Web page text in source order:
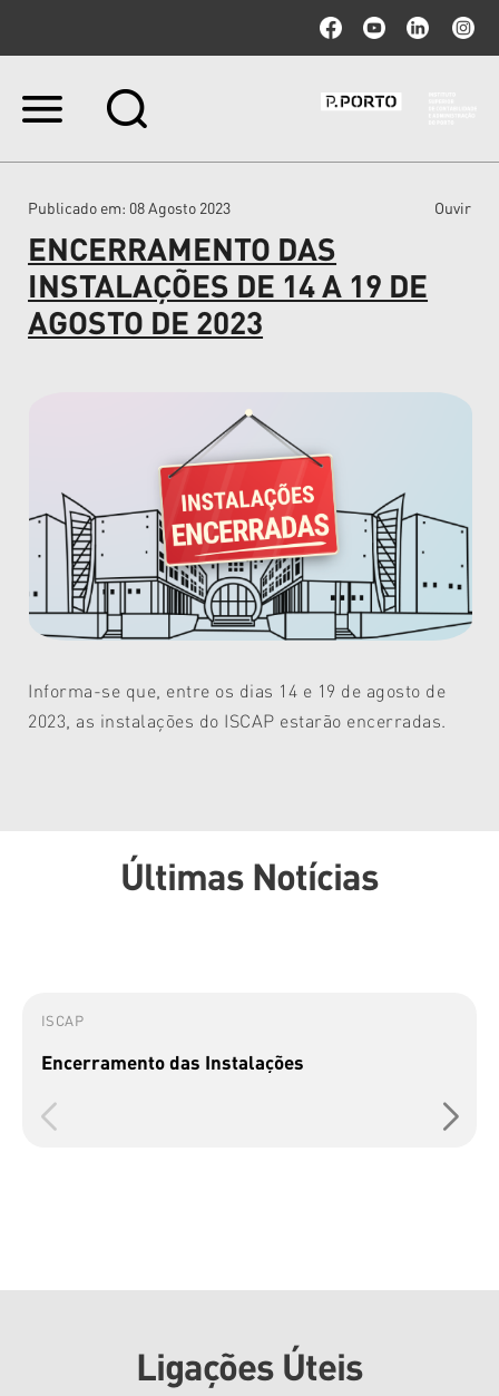
Ir
Ir
navegação
Publicado em: 08 Agosto 2023 Ouvir
ENCERRAMENTO DAS
INSTALAÇÕES DE 14 A 19 DE
AGOSTO DE 2023
Informa-se que, entre os dias 14 e 19 de agosto de
2023, as instalações do ISCAP estarão encerradas.
Últimas Notícias
ISCAP
Encerramento das Instalações
Ligações Úteis